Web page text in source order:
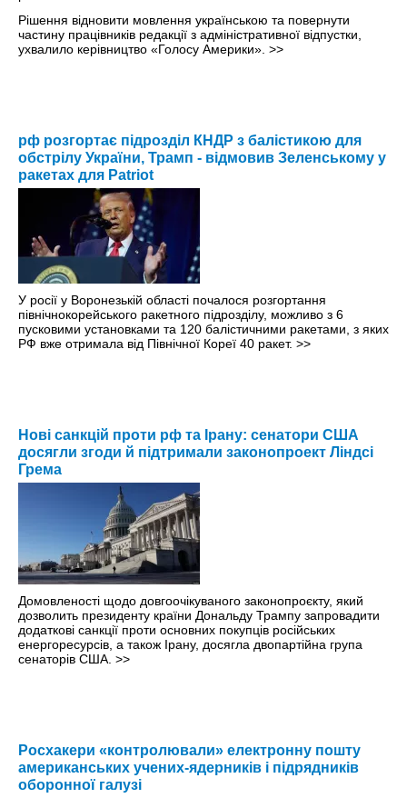
Рішення відновити мовлення українською та повернути
частину працівників редакції з адміністративної відпустки,
ухвалило керівництво «Голосу Америки». >>
рф розгортає підрозділ КНДР з балістикою для
обстрілу України, Трамп - відмовив Зеленському у
ракетах для Patriot
У росії у Воронезькій області почалося розгортання
північнокорейського ракетного підрозділу, можливо з 6
пусковими установками та 120 балістичними ракетами, з яких
РФ вже отримала від Північної Кореї 40 ракет. >>
Нові санкцій проти рф та Ірану: сенатори США
досягли згоди й підтримали законопроект Ліндсі
Грема
Домовленості щодо довгоочікуваного законопроєкту, який
дозволить президенту країни Дональду Трампу запровадити
додаткові санкції проти основних покупців російських
енергоресурсів, а також Ірану, досягла двопартійна група
сенаторів США. >>
Росхакери «контролювали» електронну пошту
американських учених-ядерників і підрядників
оборонної галузі